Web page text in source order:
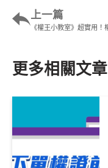
上一篇
更多相關文章